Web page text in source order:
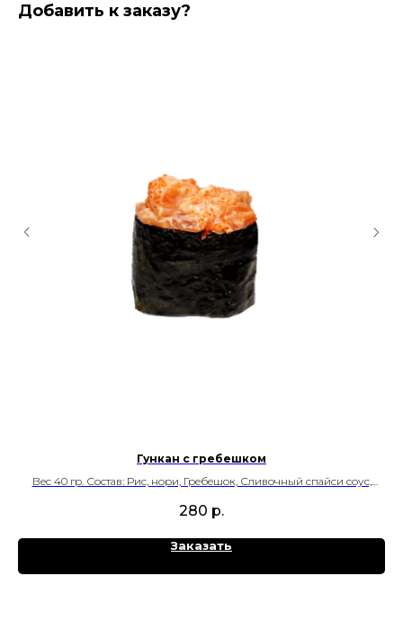
Добавить к заказу?
Гункан с гребешком
Вес 40 гр. Состав: Рис, нори, Гребешок, Сливочный спайси соус,
К/Б/Ж/У на 100 гр.: 167.9/7.9/9.7/12.6
280 р.
Заказать